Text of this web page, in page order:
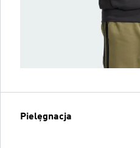
Pielęgnacja